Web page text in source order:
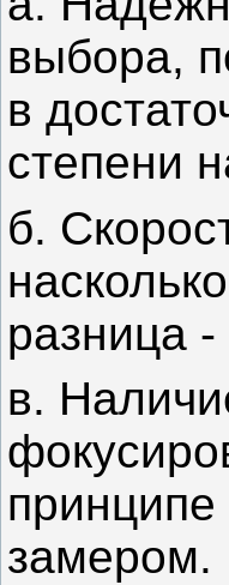
выбора,
в
степени
б.
разница
в.
замером.